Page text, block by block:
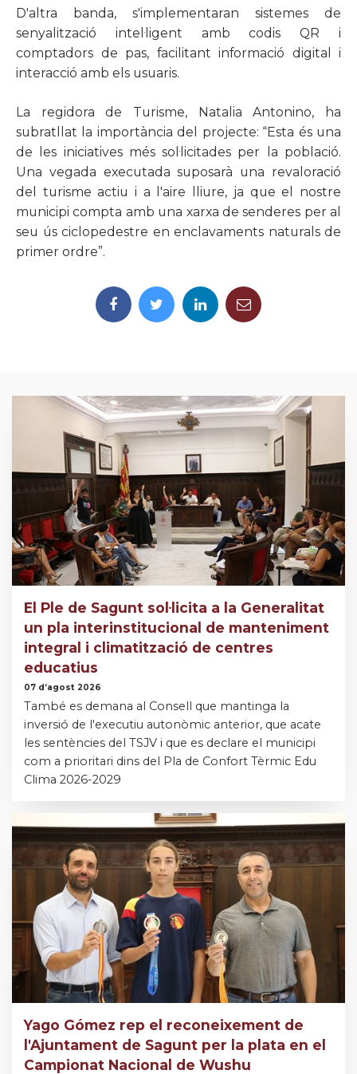
D'altra banda, s'implementaran sistemes de
senyalització intel·ligent amb codis QR i
comptadors de pas, facilitant informació digital i
interacció amb els usuaris.
La regidora de Turisme, Natalia Antonino, ha
subratllat la importància del projecte: “Esta és una
de les iniciatives més sol·licitades per la població.
Una vegada executada suposarà una revaloració
del turisme actiu i a l'aire lliure, ja que el nostre
municipi compta amb una xarxa de senderes per al
seu ús ciclopedestre en enclavaments naturals de
primer ordre”.
El Ple de Sagunt sol·licita a la Generalitat
un pla interinstitucional de manteniment
integral i climatització de centres
educatius
07 d’agost 2026
També es demana al Consell que mantinga la
inversió de l'executiu autonòmic anterior, que acate
les sentències del TSJV i que es declare el municipi
com a prioritari dins del Pla de Confort Tèrmic Edu
Clima 2026-2029
Yago Gómez rep el reconeixement de
l'Ajuntament de Sagunt per la plata en el
Campionat Nacional de Wushu